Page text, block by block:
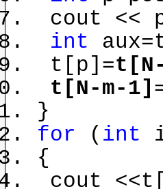
cout <<
int
t[p]=
t[N-m-1]
}
for ( int
{
cout